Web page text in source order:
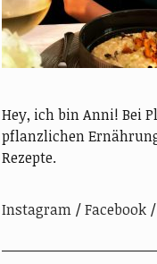
Hey, ich bin Anni! Bei
pflanzlichen
Rezepte.
Instagram Facebook